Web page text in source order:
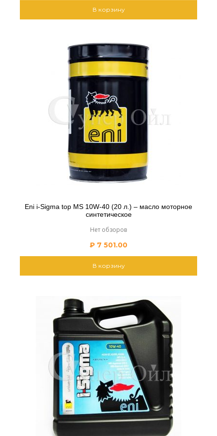
В корзину
Eni i-Sigma top MS 10W-40 (20 л.) – масло моторное
синтетическое
Нет обзоров
₽ 7 501.00
В корзину